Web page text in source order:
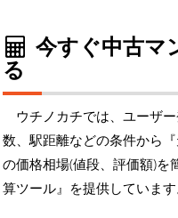
今すぐ中古マ
る
ウチノカチでは、ユーザ
数、駅距離などの条件から
の価格相場(値段、評価額)を
算ツール』を提供しています